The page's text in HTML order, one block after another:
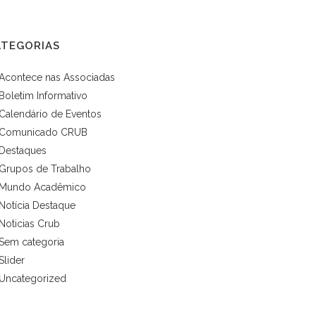
nas Associadas
Boletim Informativo
Calendário de Eventos
Comunicado CRUB
Destaques
Grupos de Trabalho
Mundo Acadêmico
Notícia Destaque
Noticias Crub
categoria
Uncategorized